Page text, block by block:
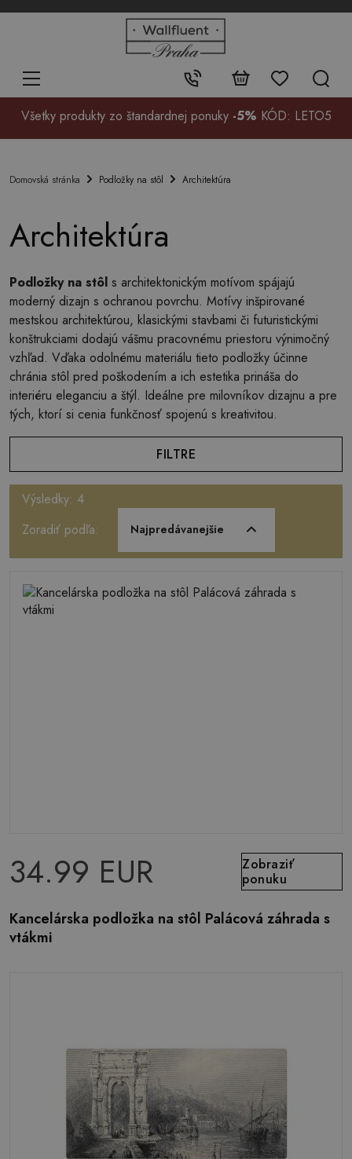
Kontakt:
+48
99
Všetky produkty zo štandardnej ponuky -5% KÓD: LETO5
Domovská stránka Podložky na stôl Architektúra
Architektúra
Podložky na stôl s architektonickým motívom spájajú
moderný dizajn s ochranou povrchu. Motívy inšpirované
mestskou architektúrou, klasickými stavbami či futuristickými
konštrukciami dodajú vášmu pracovnému priestoru výnimočný
vzhľad. Vďaka odolnému materiálu tieto podložky účinne
chránia stôl pred poškodením a ich estetika prináša do
interiéru eleganciu a štýl. Ideálne pre milovníkov dizajnu a pre
tých, ktorí si cenia funkčnosť spojenú s kreativitou.
FILTRE
Výsledky: 4
Zoradiť podľa:
Najpredávanejšie
34.99 EUR
Zobraziť
ponuku
Kancelárska podložka na stôl Palácová záhrada s
vtákmi